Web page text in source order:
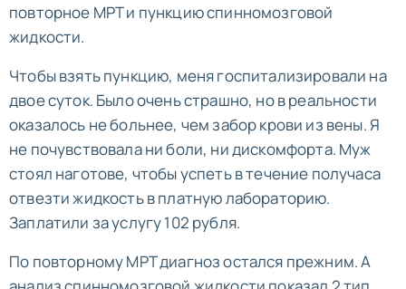
повторное МРТ и пункцию спинномозговой
жидкости.
Чтобы взять пункцию, меня госпитализировали на
двое суток. Было очень страшно, но в реальности
оказалось не больнее, чем забор крови из вены. Я
не почувствовала ни боли, ни дискомфорта. Муж
стоял наготове, чтобы успеть в течение получаса
отвезти жидкость в платную лабораторию.
Заплатили за услугу 102 рубля.
По повторному МРТ диагноз остался прежним. А